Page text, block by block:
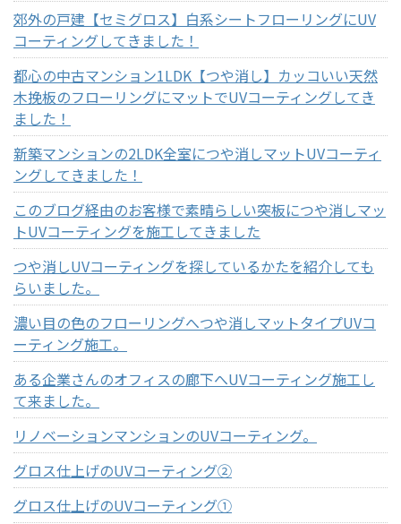
郊外の戸建【セミグロス】白系シートフローリングにUV
コーティングしてきました！
都心の中古マンション1LDK【つや消し】カッコいい天然
木挽板のフローリングにマットでUVコーティングしてき
ました！
新築マンションの2LDK全室につや消しマットUVコーティ
ングしてきました！
このブログ経由のお客様で素晴らしい突板につや消しマッ
トUVコーティングを施工してきました
つや消しUVコーティングを探しているかたを紹介しても
らいました。
濃い目の色のフローリングへつや消しマットタイプUVコ
ーティング施工。
ある企業さんのオフィスの廊下へUVコーティング施工し
て来ました。
リノベーションマンションのUVコーティング。
グロス仕上げのUVコーティング②
グロス仕上げのUVコーティング①